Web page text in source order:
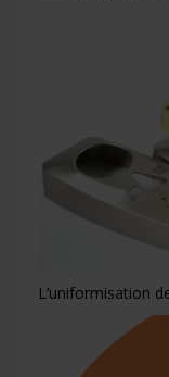
L’uniformisation